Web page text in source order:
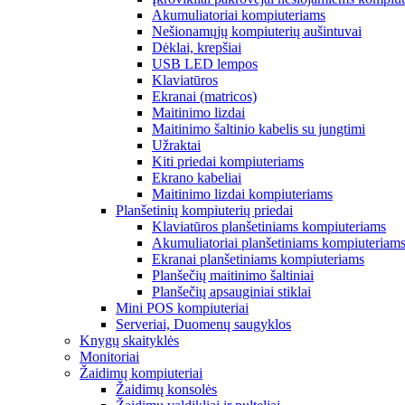
Akumuliatoriai kompiuteriams
Nešionamųjų kompiuterių aušintuvai
Dėklai, krepšiai
USB LED lempos
Klaviatūros
Ekranai (matricos)
Maitinimo lizdai
Maitinimo šaltinio kabelis su jungtimi
Užraktai
Kiti priedai kompiuteriams
Ekrano kabeliai
Maitinimo lizdai kompiuteriams
Planšetinių kompiuterių priedai
Klaviatūros planšetiniams kompiuteriams
Akumuliatoriai planšetiniams kompiuteriams
Ekranai planšetiniams kompiuteriams
Planšečių maitinimo šaltiniai
Planšečių apsauginiai stiklai
Mini POS kompiuteriai
Serveriai, Duomenų saugyklos
Knygų skaityklės
Monitoriai
Žaidimų kompiuteriai
Žaidimų konsolės